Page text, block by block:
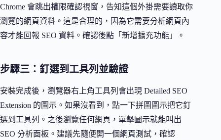
Chrome 會跳出權限確認視窗，告知這個外掛需要讀取你
瀏覽的網頁資料。這是合理的，因為它需要分析網頁內
容才能回報 SEO 資料。確認後點「新增擴充功能」。
步驟三：釘選到工具列並驗證
安裝完成後，瀏覽器右上角工具列會出現 Detailed SEO
Extension 的圖示。如果沒看到，點一下拼圖圖示把它釘
選到工具列。之後瀏覽任何網頁，單擊圖示就能叫出
SEO 分析面板。建議先隨便開一個網頁測試，確認